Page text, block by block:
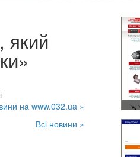
який
на www.032.ua »
Всі новини »